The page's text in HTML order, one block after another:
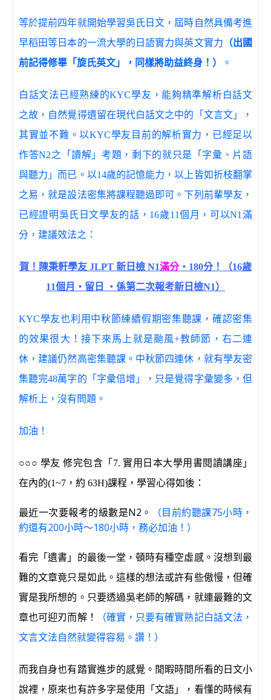
等於提前四年就開始學習吳氏日文，屆時自然具備考進
早稻田等日本的一流大學的日語實力與英文實力 （出國
前記得修畢「旋氏英文」，同樣將助益終身！）
。
白話文法已經熟練的KYC學友，能夠精準解析白話文
之故，自然覺得遺留在現代白話文之中的「文言文」，
其實並不難。以KYC學友目前的解析實力，已經足以
作答N2之「讀解」考題，剩下的就只是「字彙、片語
與聽力」而已。以14歲的記憶能力，以上皆如折枝翻掌
之易，就是設法密集將課程聽過即可。下列前輩學友，
已經證明吳氏日文學友的話，16歲11個月，可以N1滿
分，建議效法之：
賀！陳秉軒學友 JLPT 新日檢 N1滿分‧180分！（16歲
11個月‧留日 ‧係第二次報考新日檢N1）
KYC學友也利用中秋節練續假期密集聽課，確認密集
的效果很大！接下來馬上就是颱風+教師節，右二連
休，建議仍然高密集聽課。中秋節四連休，就有學友密
集聽完48萬字的「字彙倍增」，只是覺得字彙變多，但
解析上，沒有問題。
加油！
○○○ 學友 修完包含「7. 實用日本大學用書閱讀講座」
在內的(1~7，約 63H)課程，學習心得如後：
最近一次要報考的級數是N2。
（目前約聽課75小時，
約還有200小時～180小時，務必加油！）
看完「遺書」的最後一堂，頓時有種空虛感。沒想到最
難的文章竟只是如此。這樣的想法或許有些傲慢，但確
實是我所想的。只要透過吳老師的解碼，就連最難的文
章也可迎刃而解！
（確實，只要有確實熟記白話文法，
文言文法自然就變得容易。讚！）
而我自身也有踏實進步的感覺。閒暇時間所看的日文小
說裡，原來也有許多字是使用「文語」，看懂的時候有